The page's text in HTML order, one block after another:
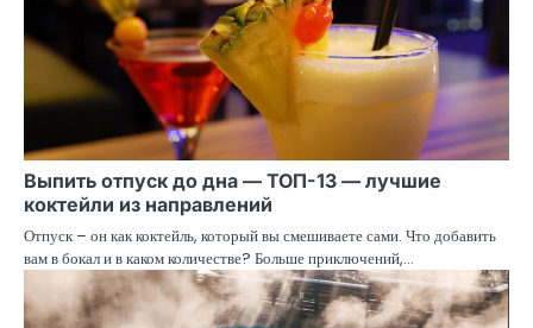
Выпить отпуск до дна — ТОП-13 — лучшие
коктейли из направлений
Отпуск – он как коктейль, который вы смешиваете сами. Что добавить
вам в бокал и в каком количестве? Больше приключений,…